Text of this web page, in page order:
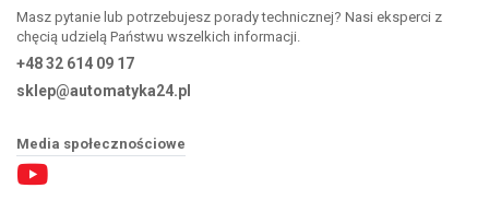
Masz pytanie lub potrzebujesz porady technicznej? Nasi eksperci z
chęcią udzielą Państwu wszelkich informacji.
+48 32 614 09 17
sklep@automatyka24.pl
Media społecznościowe